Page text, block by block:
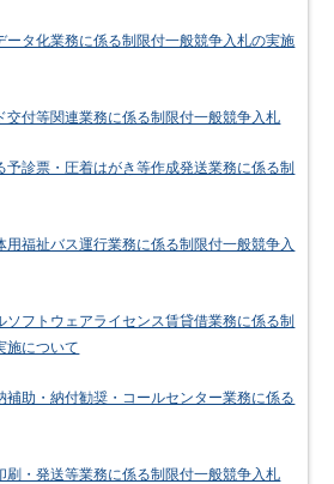
ータ化業務に係る制限付一般競争入札の実施
交付等関連業務に係る制限付一般競争入札
予診票・圧着はがき等作成発送業務に係る制
用福祉バス運行業務に係る制限付一般競争入
ソフトウェアライセンス賃貸借業務に係る制
施について
補助・納付勧奨・コールセンター業務に係る
刷・発送等業務に係る制限付一般競争入札